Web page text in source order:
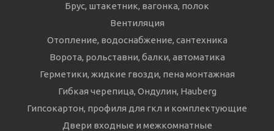
Брус, штакетник, вагонка, полок
Вентиляция
Отопление, водоснабжение, сантехника
Ворота, рольставни, балки, автоматика
Герметики, жидкие гвозди, пена монтажная
Гибкая черепица, Ондулин, Hauberg
Гипсокартон, профиля для гкл и комплектующие
Двери входные и межкомнатные